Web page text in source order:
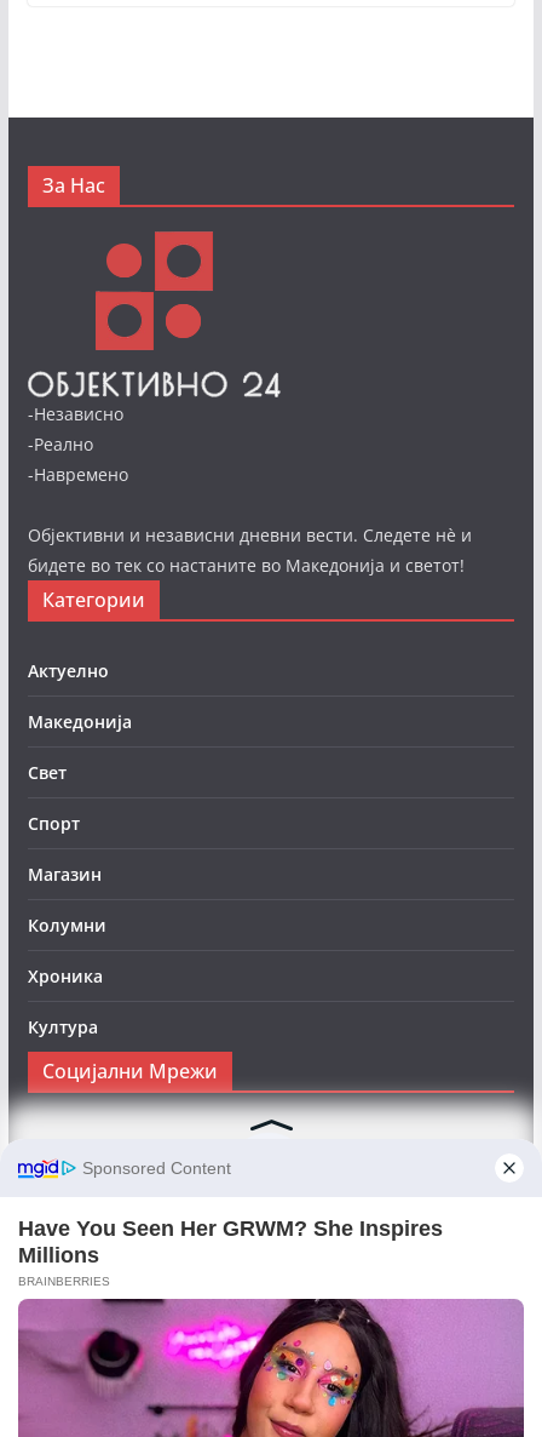
За Нас
-Независно
-Реално
-Навремено
Објективни и независни дневни вести. Следете нè и
бидете во тек со настаните во Македонија и светот!
Категории
Актуелно
Македонија
Свет
Спорт
Магазин
Колумни
Хроника
Култура
Социјални Мрежи
Следете нè на Фејсбук за да сте во тек со најновите